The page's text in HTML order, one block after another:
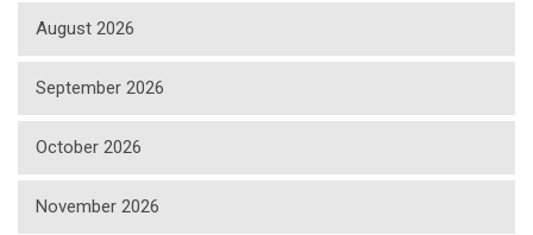
August 2026
September 2026
October 2026
November 2026